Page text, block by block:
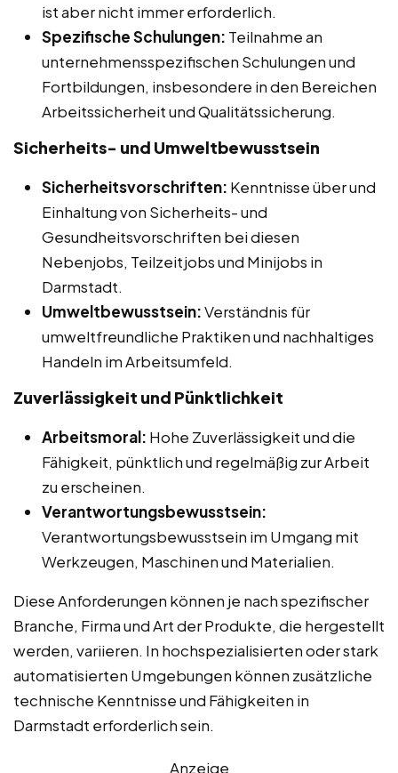
ist aber nicht immer erforderlich.
Spezifische Schulungen: Teilnahme an
unternehmensspezifischen Schulungen und
Fortbildungen, insbesondere in den Bereichen
Arbeitssicherheit und Qualitätssicherung.
Sicherheits- und Umweltbewusstsein
Sicherheitsvorschriften: Kenntnisse über und
Einhaltung von Sicherheits- und
Gesundheitsvorschriften bei diesen
Nebenjobs, Teilzeitjobs und Minijobs in
Darmstadt.
Umweltbewusstsein:Verständnis für
umweltfreundliche Praktiken und nachhaltiges
Handeln im Arbeitsumfeld.
Zuverlässigkeit und Pünktlichkeit
Arbeitsmoral: Hohe Zuverlässigkeit und die
Fähigkeit, pünktlich und regelmäßig zur Arbeit
zu erscheinen.
Verantwortungsbewusstsein:
Verantwortungsbewusstsein im Umgang mit
Werkzeugen, Maschinen und Materialien.
Diese Anforderungen können je nach spezifischer
Branche, Firma und Art der Produkte, die hergestellt
werden, variieren. In hochspezialisierten oder stark
automatisierten Umgebungen können zusätzliche
technische Kenntnisse und Fähigkeiten in
Darmstadt erforderlich sein.
Anzeige